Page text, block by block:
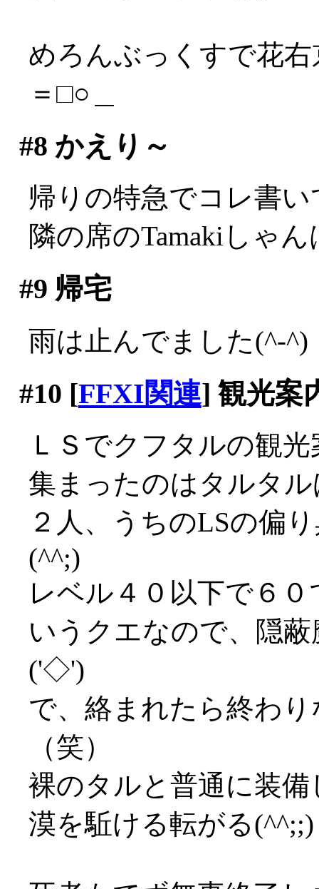
めろんぶっくすで花
＝□○＿
#8 かえり～
帰りの特急でコレ書
隣の席のTamakiしゃ
#9 帰宅
雨は止んでました(^-^)
#10 [FFXI関連] 観光案
ＬＳでクフタルの観
集まったのはタルタ
２人、うちのLSの偏
(^^;)
レベル４０以下で６
いうクエなので、隠
('◇')ゞ
で、絡まれたら終わ
（笑）
裸のタルと普通に装
漠を駈ける転がる(^^;;)